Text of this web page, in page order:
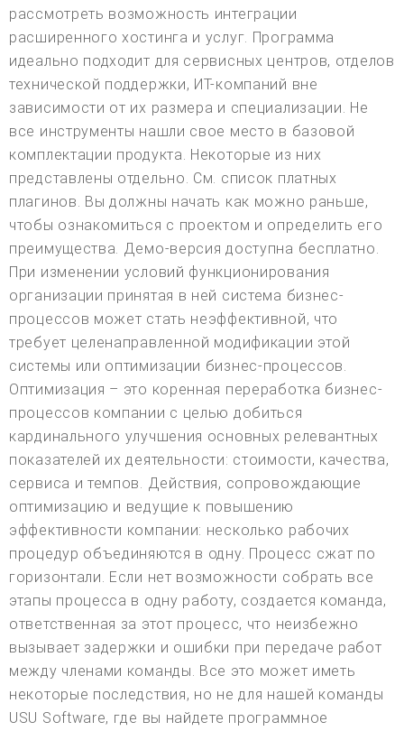
рассмотреть возможность интеграции
расширенного хостинга и услуг. Программа
идеально подходит для сервисных центров, отделов
технической поддержки, ИТ-компаний вне
зависимости от их размера и специализации. Не
все инструменты нашли свое место в базовой
комплектации продукта. Некоторые из них
представлены отдельно. См. список платных
плагинов. Вы должны начать как можно раньше,
чтобы ознакомиться с проектом и определить его
преимущества. Демо-версия доступна бесплатно.
При изменении условий функционирования
организации принятая в ней система бизнес-
процессов может стать неэффективной, что
требует целенаправленной модификации этой
системы или оптимизации бизнес-процессов.
Оптимизация – это коренная переработка бизнес-
процессов компании с целью добиться
кардинального улучшения основных релевантных
показателей их деятельности: стоимости, качества,
сервиса и темпов. Действия, сопровождающие
оптимизацию и ведущие к повышению
эффективности компании: несколько рабочих
процедур объединяются в одну. Процесс сжат по
горизонтали. Если нет возможности собрать все
этапы процесса в одну работу, создается команда,
ответственная за этот процесс, что неизбежно
вызывает задержки и ошибки при передаче работ
между членами команды. Все это может иметь
некоторые последствия, но не для нашей команды
USU Software, где вы найдете программное